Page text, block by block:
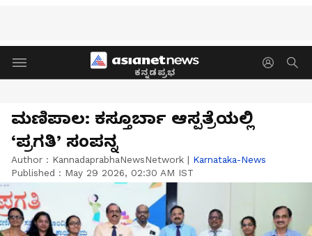
ಕನ್ನಡಪ್ರಭ
ಮಣಿಪಾಲ: ಕಸ್ತೂರ್ಬಾ ಆಸ್ಪತ್ರೆಯಲ್ಲಿ
‘ಪ್ರಗತಿ’ ಸಂಪನ್ನ
Author : KannadaprabhaNewsNetwork | Karnataka-News
Published : May 29 2026, 02:30 AM IST